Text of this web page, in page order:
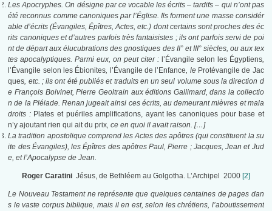
Les Apocryphes. On désigne par ce vocable les écrits – tardifs – qui n’ont pas
été reconnus comme canoniques par l’Église. Ils forment une masse considér
able d’écrits (Évangiles, Épîtres, Actes, etc.) dont certains sont proches des éc
rits canoniques et d’autres parfois très fantaisistes ; ils ont parfois servi de poi
nt de départ aux élucubrations des gnostiques des II° et III° siècles, ou aux tex
tes apocalyptiques. Parmi eux, on peut citer : l’Évangile selon les Égyptiens,
l’Évangile selon les Ébionites, l’Évangile de l’Enfance, le Protévangile de Jac
ques, etc. ; ils ont été publiés et traduits en un seul volume sous la direction d
e François Boivinet, Pierre Geoltrain aux éditions Gallimard, dans la collectio
n de la Pléiade. Renan jugeait ainsi ces écrits, au demeurant mièvres et mala
droits : Plates et puériles amplifications, ayant les canoniques pour base et
n’y ajoutant rien qui ait du prix, ce en quoi il avait raison. […]
La tradition apostolique comprend les Actes des apôtres (qui constituent la su
ite des Évangiles), les Épîtres des apôtres Paul, Pierre ; Jacques, Jean et Jud
e, et l’Apocalypse de Jean.
Roger Caratini Jésus, de Bethléem au Golgotha. L’Archipel 2000 [2]
Le Nouveau Testament ne représente que quelques centaines de pages dan
s le vaste corpus biblique, mais il en est, selon les chrétiens, l’aboutissement